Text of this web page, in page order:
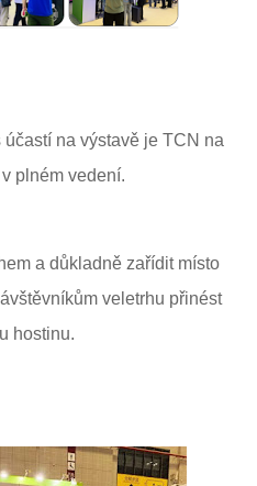
na výstavě je TCN na
plném vedení.
a důkladně zařídit místo
veletrhu přinést
hostinu.